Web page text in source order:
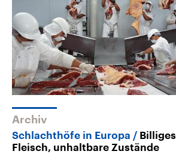
Archiv
Schlachthöfe in Europa
Billiges
Fleisch, unhaltbare Zustände